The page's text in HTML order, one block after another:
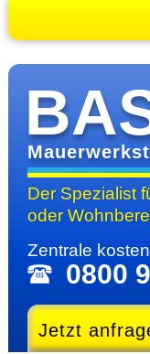
Der Spezialist
oder
Zentrale
0800
Jetzt